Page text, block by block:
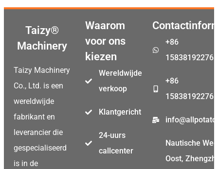
Taizy®
Machinery
Taizy Machinery
Co., Ltd. is een
wereldwijde
fabrikant en
leverancier die
gespecialiseerd
is in de
Waarom
voor ons
kiezen
Wereldwijde
verkoop
Klantgericht
24-uurs
callcenter
+86
15838192276
+86
15838192276
Nautische Weg
Oost,